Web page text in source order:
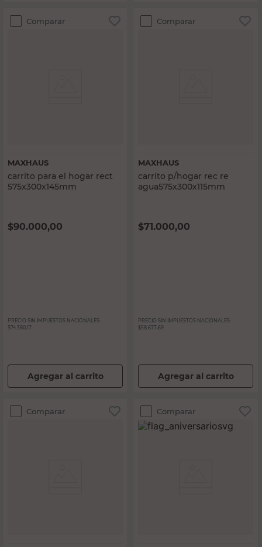
Comparar
MAXHAUS
carrito para el hogar rect
575x300x145mm
$90.000,00
PRECIO SIN IMPUESTOS NACIONALES:
$74.380,17
Agregar al carrito
Comparar
MAXHAUS
carrito p/hogar rec re
agua575x300x115mm
$71.000,00
PRECIO SIN IMPUESTOS NACIONALES:
$58.677,69
Agregar al carrito
Comparar Comparar